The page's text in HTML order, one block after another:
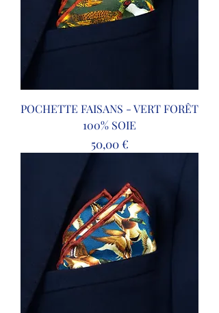
POCHETTE FAISANS - VERT FORÊT
100% SOIE
Prix
50,00 €